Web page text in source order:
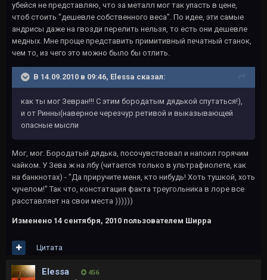
убейся не представляю, что за металл мог так упасть в цене,
чтоб стоить "дешевле собственного веса". По идее, эти самые
андрисы даже на гвозди перелить нельзя, то есть они дешевле
медных. Мне проще представить примитивный печатный станок,
чем то, из чего это можно было бы отлить.
В 14.09.2010 в 09:46, Elessa сказал:
как ты мог Зевран!!! С этим бородатым дядькой спутаться!),
и от Ринны(наверное черезчур ретивой и выказывающей
опасные мысли
Мог, мог. Бородатый дядька, посочувствовал и напоил горячим
чайком. У Зева ж на лбу (читается только в ультрафиолете, как
на банкнотах) - "Да приручите меня, кто нибудь! Хоть тушкой, хоть
чучелом!" Так что, констатация факта треугольника в лоре все
расставляет на свои места ))))))
Изменено 14 сентября, 2010 пользователем Ширра
Цитата
Elessa 456